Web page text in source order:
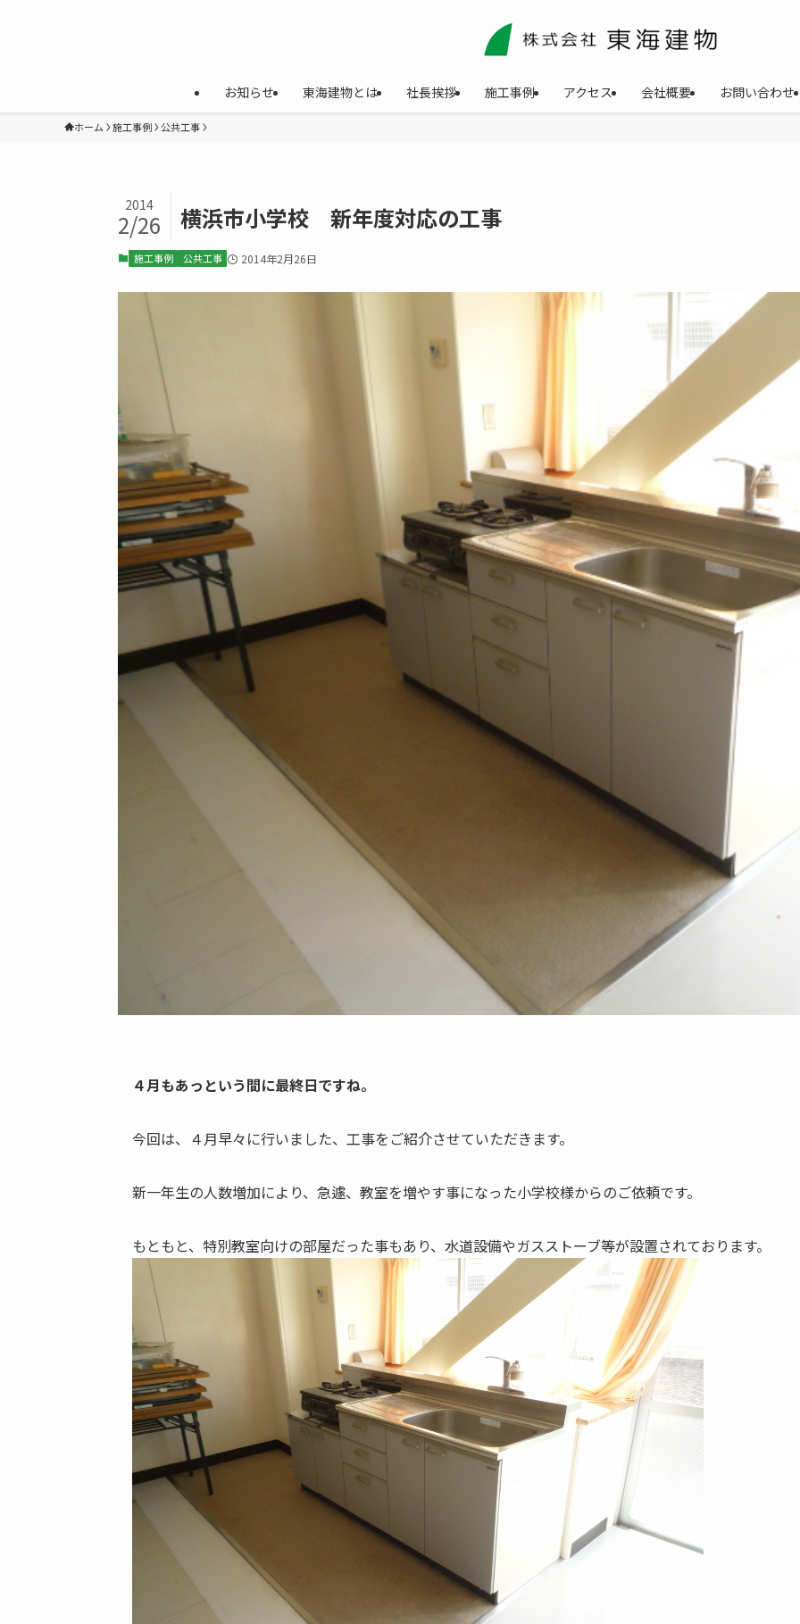
お知らせ 東海建物とは 社長挨拶 施工事例 アクセス 会社概要 お問い合わせ
ホーム 施工事例 公共工事
横浜市小学校 新年度対応の工事
2014
2/26
施工事例 公共工事 2014年2月26日
４月もあっという間に最終日ですね。
今回は、４月早々に行いました、工事をご紹介させていただきます。
新一年生の人数増加により、急遽、教室を増やす事になった小学校様からのご依頼です。
もともと、特別教室向けの部屋だった事もあり、水道設備やガスストーブ等が設置されております。